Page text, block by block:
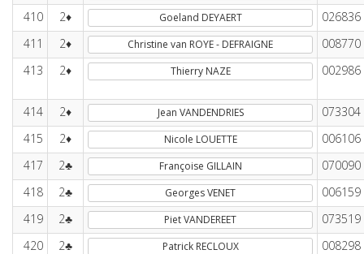
410
2♦ Goeland DEYAERT
026836
411
2♦ Christine van ROYE - DEFRAIGNE
008770
413
2♦ Thierry NAZE 002986
414 2♦ Jean VANDENDRIES
073304
415
2♦ Nicole LOUETTE
006106
417
2♣ Françoise GILLAIN
070090
418
2♣ Georges VENET
006159
419
2♣ Piet VANDEREET
073519
420
2♣ Patrick RECLOUX
008298